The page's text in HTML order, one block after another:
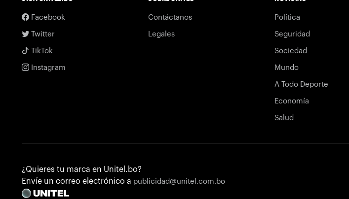
Facebook
Twitter
TikTok
Instagram
Contáctanos
Legales
Política
Seguridad
Sociedad
Mundo
A Todo Deporte
Economía
Salud
¿Quieres tu marca en Unitel.bo?
Envíe un correo electrónico a publicidad@unitel.com.bo